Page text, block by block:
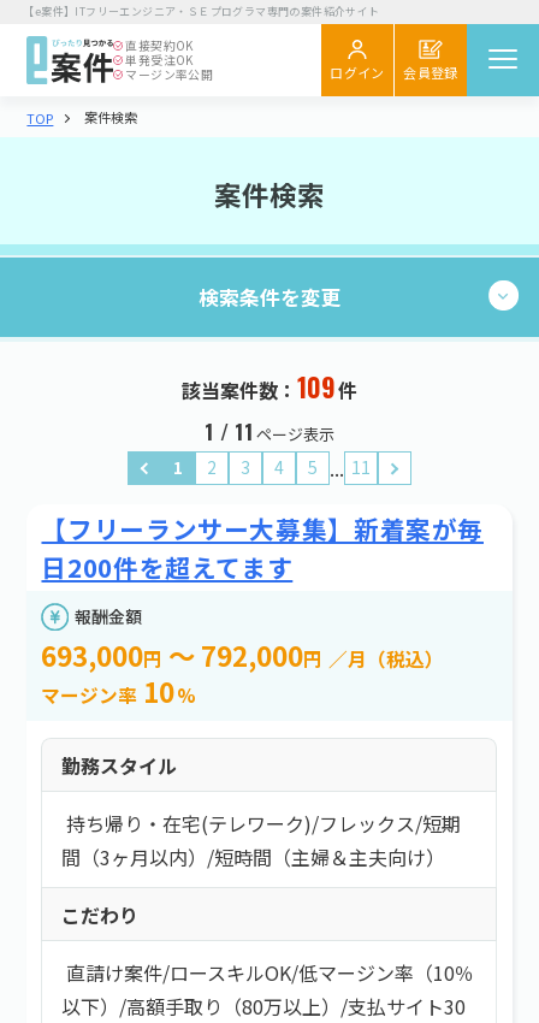
【e案件】ITフリーエンジニア・ＳＥプログラマ専門の案件紹介サイト
ログイン 会員登録
直接契約OK
単発受注OK
マージン率公開
案件を探す 閲覧履歴
エンジニア向け
初めてご利用の企業さまへ
お役立ち情報
e案件とは？ 新着情報
TOP 案件検索
案件検索
検索条件を変更
報酬金額
以上
必要スキルを選択する
持ち帰り・在宅(テレワーク)
フレックス
短期間（3ヶ月以内）
短時間（主婦＆主夫向け）
直請け案件
低マージン率（10％以下）
高額手取り（80万以上）
シニア歓迎
外国籍OK
語学力を活かす
社保あり
フリーワード
案件開始日
検索する
該当案件数： 109件
1 / 11 ページ表示
1 2 3 4 5 ... 11
【フリーランサー大募集】新着案が毎
日200件を超えてます
報酬金額
693,000円 ～ 792,000円 ／月（税込）
マージン率 10%
勤務スタイル
持ち帰り・在宅(テレワーク)/フレックス/短期
間（3ヶ月以内） /短時間（主婦＆主夫向け）
こだわり
直請け案件/ロースキルOK/低マージン率（10％
以下） /高額手取り（80万以上） /支払サイト30